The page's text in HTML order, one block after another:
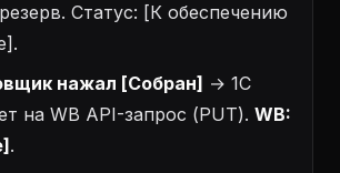
Статус: [К обеспечению
нажал [Собран] → 1С
на WB API-запрос (PUT). WB:
.